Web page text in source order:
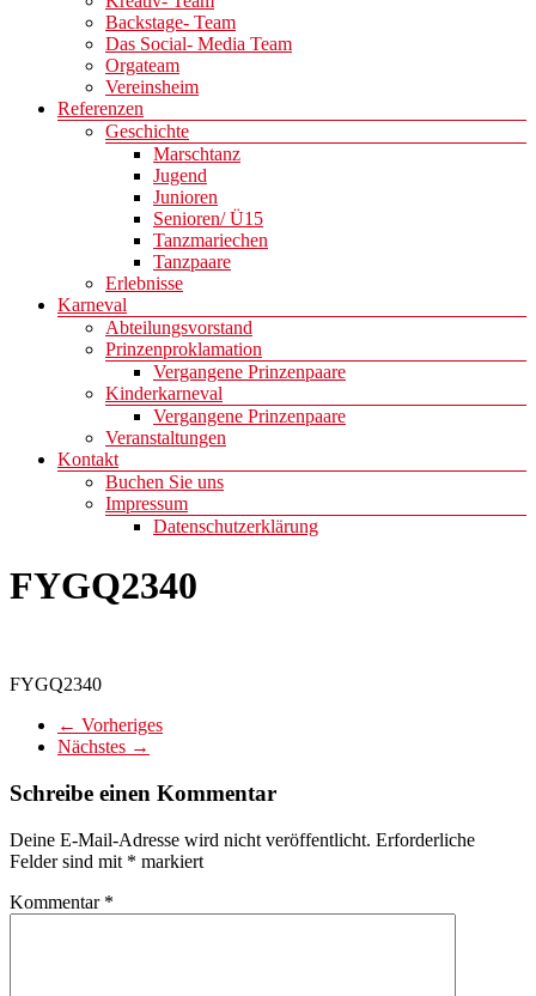
Backstage- Team
Das Social- Media Team
Orgateam
Vereinsheim
Referenzen
Geschichte
Marschtanz
Jugend
Junioren
Senioren/ Ü15
Tanzmariechen
Tanzpaare
Erlebnisse
Karneval
Abteilungsvorstand
Prinzenproklamation
Vergangene Prinzenpaare
Kinderkarneval
Vergangene Prinzenpaare
Veranstaltungen
Kontakt
Buchen Sie uns
Impressum
Datenschutzerklärung
FYGQ2340
FYGQ2340
← Vorheriges
Nächstes →
Schreibe einen Kommentar
Deine E-Mail-Adresse wird nicht veröffentlicht. Erforderliche
Felder sind mit * markiert
Kommentar *